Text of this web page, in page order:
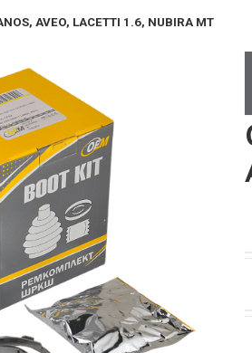
AVEO, LACETTI 1.6, NUBIRA MT